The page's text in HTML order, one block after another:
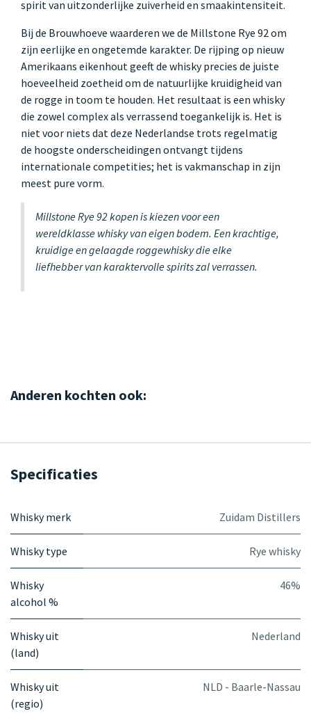
spirit van uitzonderlijke zuiverheid en smaakintensiteit.
Bij de Brouwhoeve waarderen we de Millstone Rye 92 om
zijn eerlijke en ongetemde karakter. De rijping op nieuw
Amerikaans eikenhout geeft de whisky precies de juiste
hoeveelheid zoetheid om de natuurlijke kruidigheid van
de rogge in toom te houden. Het resultaat is een whisky
die zowel complex als verrassend toegankelijk is. Het is
niet voor niets dat deze Nederlandse trots regelmatig
de hoogste onderscheidingen ontvangt tijdens
internationale competities; het is vakmanschap in zijn
meest pure vorm.
Millstone Rye 92 kopen is kiezen voor een
wereldklasse whisky van eigen bodem. Een krachtige,
kruidige en gelaagde roggewhisky die elke
liefhebber van karaktervolle spirits zal verrassen.
Anderen kochten ook:
Specificaties
Whisky merk Zuidam Distillers
Whisky type Rye whisky
Whisky
alcohol %
46%
Whisky uit
(land)
Nederland
Whisky uit
(regio)
NLD - Baarle-Nassau